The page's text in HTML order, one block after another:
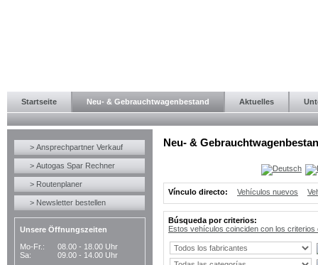
Startseite Neu- & Gebrauchtwagenbestand Aktuelles
> Ansprechpartner Verkauf
> Autogas Spar Rechner
> Routenplaner
> Newsletter bestellen
Unsere Öffnungszeiten
Mo-Fr.:
08.00 - 18.00 Uhr
Sa:
09.00 - 14.00 Uhr
Neu- &
Vínculo directo: Vehículos nuevos
Búsqueda por criterios:
Estos vehículos coinciden con los